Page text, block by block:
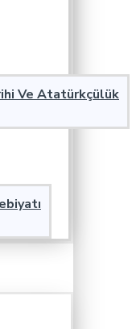
Ve Atatürkçülük